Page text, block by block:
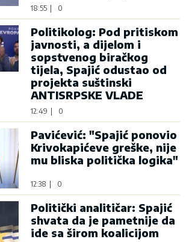
18:55 0
Politikolog: Pod pritiskom
javnosti, a dijelom i
sopstvenog biračkog
tijela, Spajić odustao od
projekta suštinski
ANTISRPSKE VLADE
12:49 0
Pavićević: "Spajić ponovio
Krivokapićeve greške, nije
mu bliska politička logika"
12:38 0
Politički analitičar: Spajić
shvata da je pametnije da
ide sa širom koalicijom